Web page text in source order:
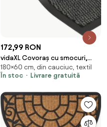
172,99 RON
vidaXL Covoraș cu smocuri,
antracit, 60x180 cm
180×60 cm, din cauciuc, textil
În stoc
Livrare gratuită